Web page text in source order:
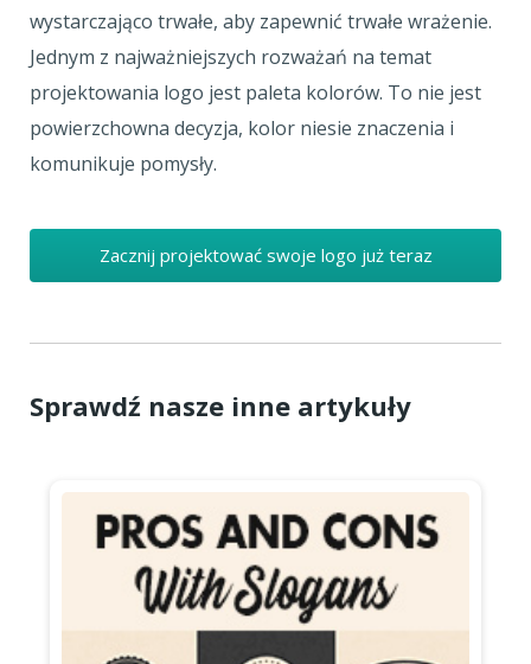
wystarczająco trwałe, aby zapewnić trwałe wrażenie.
Jednym z najważniejszych rozważań na temat
projektowania logo jest paleta kolorów. To nie jest
powierzchowna decyzja, kolor niesie znaczenia i
komunikuje pomysły.
Zacznij projektować swoje logo już teraz
Sprawdź nasze inne artykuły